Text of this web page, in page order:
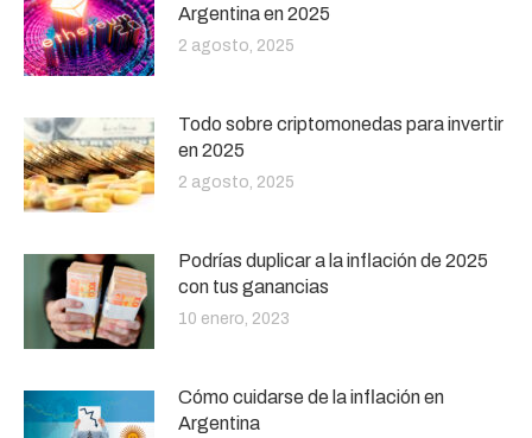
Argentina en 2025
2 agosto, 2025
Todo sobre criptomonedas para invertir
en 2025
2 agosto, 2025
Podrías duplicar a la inflación de 2025
con tus ganancias
10 enero, 2023
Cómo cuidarse de la inflación en
Argentina